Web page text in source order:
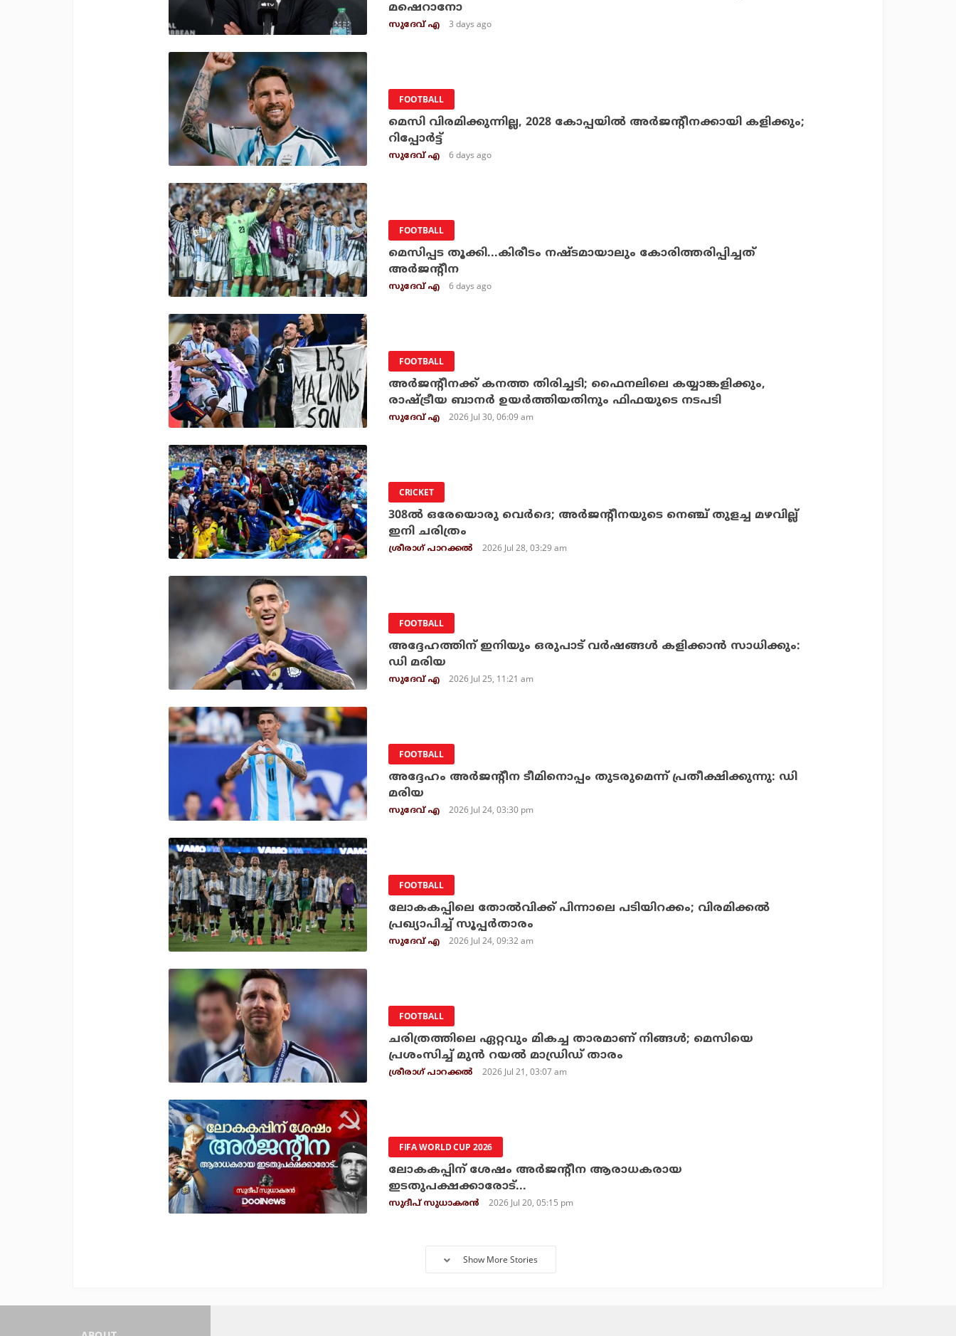
മഷെറാനോ
സുദേവ് എ 3 days ago
FOOTBALL
മെസി വിരമിക്കുന്നില്ല, 2028 കോപ്പയില്‍ അര്‍ജന്റീനക്കായി കളിക്കും;
റിപ്പോര്‍ട്ട്
സുദേവ് എ 6 days ago
FOOTBALL
മെസിപ്പട തൂക്കി...കിരീടം നഷ്ടമായാലും കോരിത്തരിപ്പിച്ചത്
അര്‍ജന്റീന
സുദേവ് എ 6 days ago
FOOTBALL
അര്‍ജന്റീനക്ക് കനത്ത തിരിച്ചടി; ഫൈനലിലെ കയ്യാങ്കളിക്കും,
രാഷ്ട്രീയ ബാനര്‍ ഉയര്‍ത്തിയതിനും ഫിഫയുടെ നടപടി
സുദേവ് എ 2026 Jul 30, 06:09 am
CRICKET
308ല്‍ ഒരേയൊരു വെര്‍ദെ; അര്‍ജന്റീനയുടെ നെഞ്ച് തുളച്ച മഴവില്ല്
ഇനി ചരിത്രം
ശ്രീരാഗ് പാറക്കല്‍ 2026 Jul 28, 03:29 am
FOOTBALL
അദ്ദേഹത്തിന് ഇനിയും ഒരുപാട് വര്‍ഷങ്ങള്‍ കളിക്കാന്‍ സാധിക്കും:
ഡി മരിയ
സുദേവ് എ 2026 Jul 25, 11:21 am
FOOTBALL
അദ്ദേഹം അര്‍ജന്റീന ടീമിനൊപ്പം തുടരുമെന്ന് പ്രതീക്ഷിക്കുന്നു: ഡി
മരിയ
സുദേവ് എ 2026 Jul 24, 03:30 pm
FOOTBALL
ലോകകപ്പിലെ തോല്‍വിക്ക് പിന്നാലെ പടിയിറക്കം; വിരമിക്കല്‍
പ്രഖ്യാപിച്ച് സൂപ്പര്‍താരം
സുദേവ് എ 2026 Jul 24, 09:32 am
FOOTBALL
ചരിത്രത്തിലെ ഏറ്റവും മികച്ച താരമാണ് നിങ്ങള്‍; മെസിയെ
പ്രശംസിച്ച് മുന്‍ റയല്‍ മാഡ്രിഡ് താരം
ശ്രീരാഗ് പാറക്കല്‍ 2026 Jul 21, 03:07 am
FIFA WORLD CUP 2026
ലോകകപ്പിന് ശേഷം അര്‍ജന്റീന ആരാധകരായ
ഇടതുപക്ഷക്കാരോട്‌...
സുദീപ് സുധാകരന്‍ 2026 Jul 20, 05:15 pm
Show More Stories